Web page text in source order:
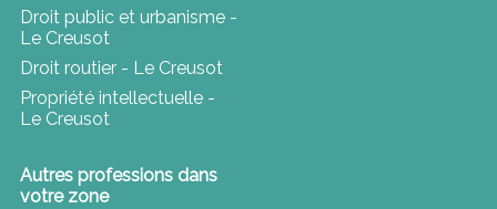
Droit public et urbanisme -
Le Creusot
Droit routier - Le Creusot
Propriété intellectuelle -
Le Creusot
Autres professions dans
votre zone